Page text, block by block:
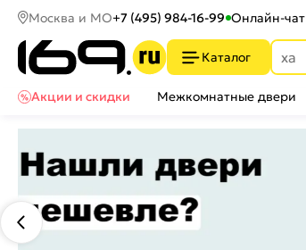
Москва и МО+7 (495) 984-16-99 Онлайн-чат
Каталог
Акции и скидки
Межкомнатные двери